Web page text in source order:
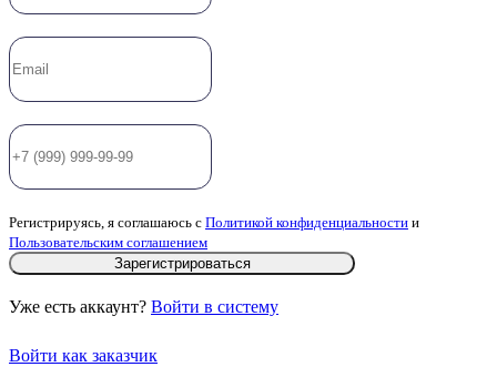
Регистрируясь, я соглашаюсь с Политикой конфиденциальности и
Пользовательским соглашением
Зарегистрироваться
Уже есть аккаунт? Войти в систему
Войти как заказчик